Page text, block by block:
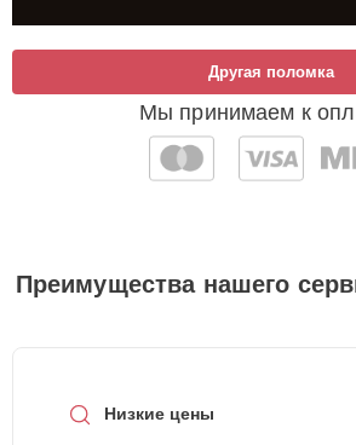
Мы принимаем к
Другая поломка
Преимущества нашего
Низкие цены